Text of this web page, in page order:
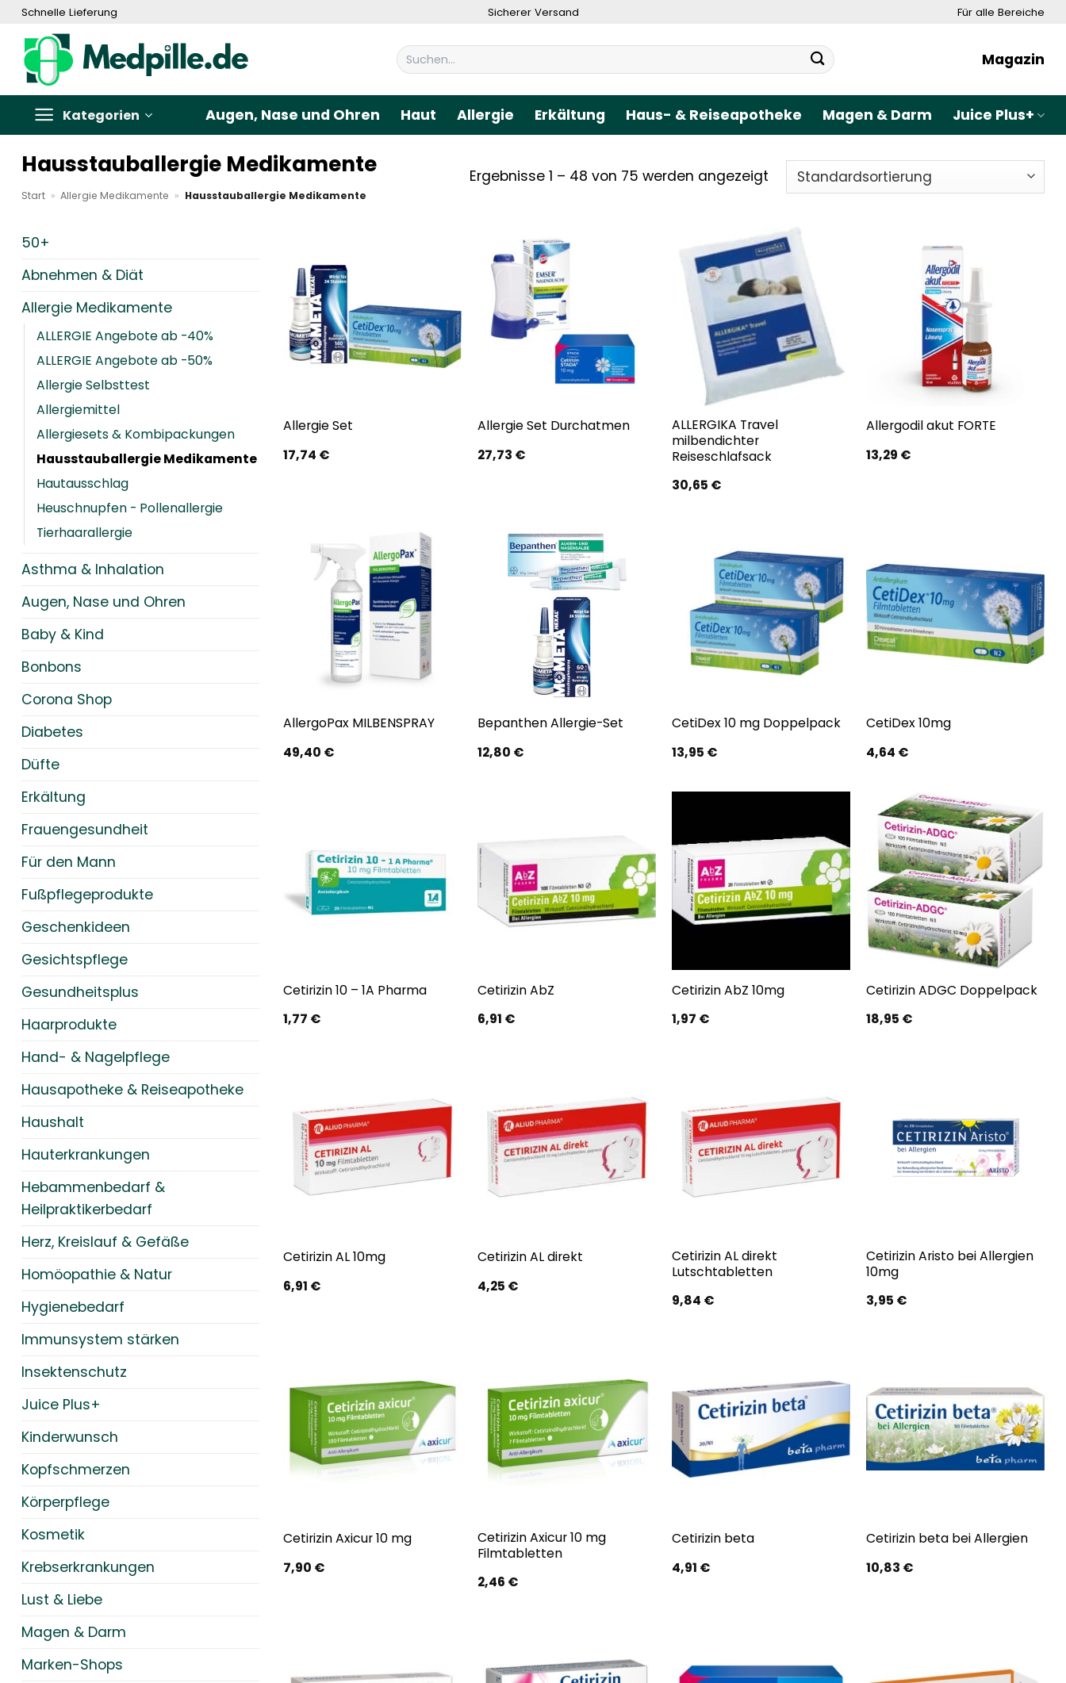
Zum
springen
Schnelle Lieferung Sicherer Versand Für alle Bereiche
Suchen
nach:
Magazin
Kategorien Augen, Nase und Ohren Haut Allergie Erkältung Haus- & Reiseapotheke Magen & Darm Juice Plus+
Hausstauballergie Medikamente
Start » Allergie Medikamente » Hausstauballergie Medikamente
Ergebnisse 1 – 48 von 75 werden angezeigt
50+
Abnehmen & Diät
Allergie Medikamente
ALLERGIE Angebote ab -40%
ALLERGIE Angebote ab -50%
Allergie Selbsttest
Allergiemittel
Allergiesets & Kombipackungen
Hausstauballergie Medikamente
Hautausschlag
Heuschnupfen - Pollenallergie
Tierhaarallergie
Asthma & Inhalation
Augen, Nase und Ohren
Baby & Kind
Bonbons
Corona Shop
Diabetes
Düfte
Erkältung
Frauengesundheit
Für den Mann
Fußpflegeprodukte
Geschenkideen
Gesichtspflege
Gesundheitsplus
Haarprodukte
Hand- & Nagelpflege
Hausapotheke & Reiseapotheke
Haushalt
Hauterkrankungen
Hebammenbedarf &
Heilpraktikerbedarf
Herz, Kreislauf & Gefäße
Homöopathie & Natur
Hygienebedarf
Immunsystem stärken
Insektenschutz
Juice Plus+
Kinderwunsch
Kopfschmerzen
Körperpflege
Kosmetik
Krebserkrankungen
Lust & Liebe
Magen & Darm
Marken-Shops
Allergie Set
17,74 €
Allergie Set Durchatmen
27,73 €
ALLERGIKA Travel
milbendichter
Reiseschlafsack
30,65 €
Allergodil akut FORTE
13,29 €
AllergoPax MILBENSPRAY
49,40 €
Bepanthen Allergie-Set
12,80 €
CetiDex 10 mg Doppelpack
13,95 €
CetiDex 10mg
4,64 €
Cetirizin 10 – 1A Pharma
1,77 €
Cetirizin AbZ
6,91 €
Cetirizin AbZ 10mg
1,97 €
Cetirizin ADGC Doppelpack
18,95 €
Cetirizin AL 10mg
6,91 €
Cetirizin AL direkt
4,25 €
Cetirizin AL direkt
Lutschtabletten
9,84 €
Cetirizin Aristo bei Allergien
10mg
3,95 €
Cetirizin Axicur 10 mg
7,90 €
Cetirizin Axicur 10 mg
Filmtabletten
2,46 €
Cetirizin beta
4,91 €
Cetirizin beta bei Allergien
10,83 €